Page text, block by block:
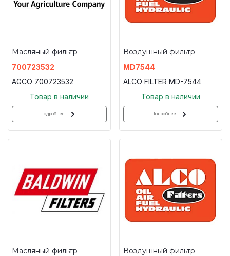
Масляный фильтр
700723532
AGCO 700723532
Товар в наличии
Подробнее
Воздушный фильтр
MD7544
ALCO FILTER MD-7544
Товар в наличии
Подробнее
Масляный фильтр Воздушный фильтр